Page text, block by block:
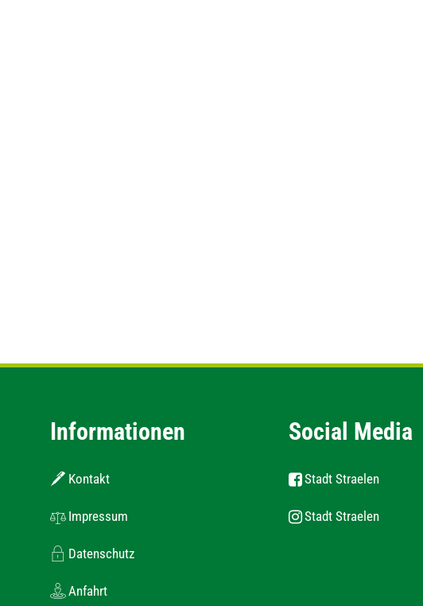
Informationen
Kontakt
Impressum
Datenschutz
Anfahrt
Social Media
Stadt Straelen
Stadt Straelen